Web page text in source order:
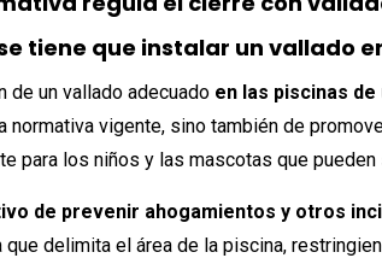
tiene que instalar un vallado
de un vallado adecuado en las piscinas
normativa vigente, sino también de
para los niños y las mascotas que
de prevenir ahogamientos y otros
que delimita el área de la piscina,